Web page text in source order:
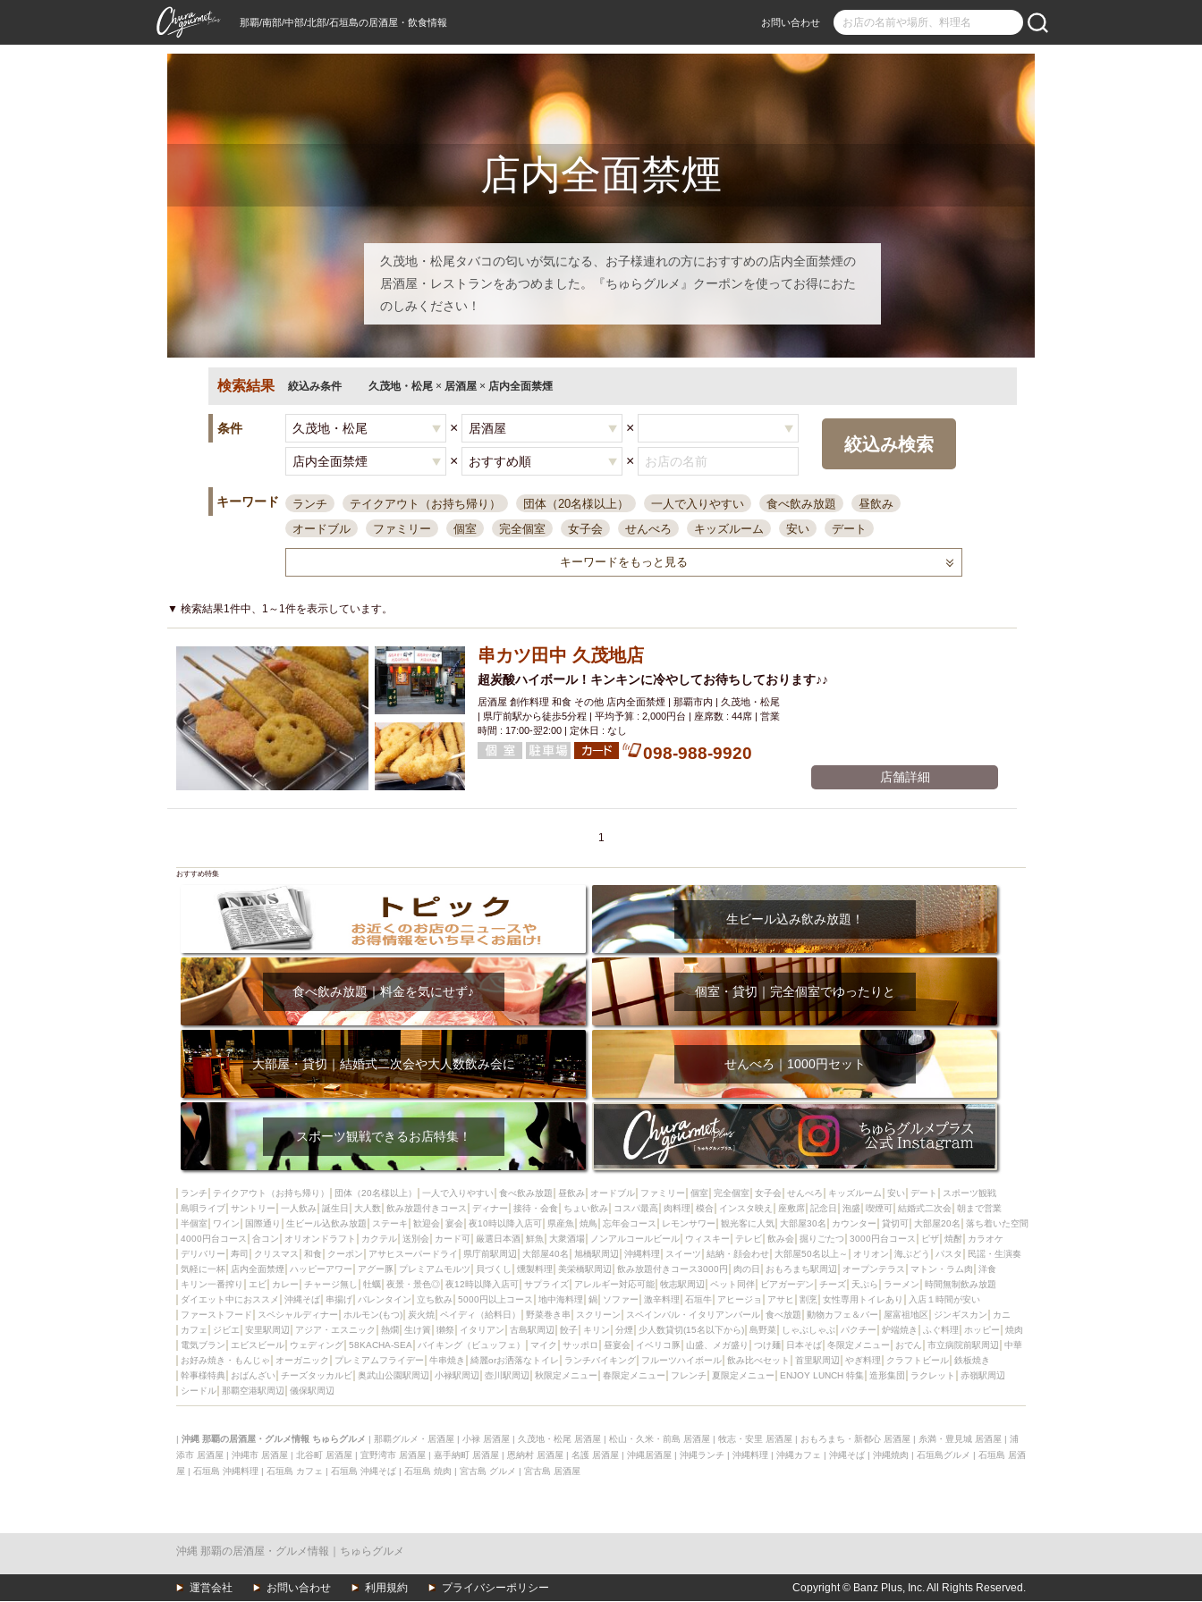
那覇/南部/中部/北部/石垣島の居酒屋・飲食情報 お問い合わせ
店内全面禁煙
久茂地・松尾タバコの匂いが気になる、お子様連れの方におすすめの店内全面禁煙の
居酒屋・レストランをあつめました。『ちゅらグルメ』クーポンを使ってお得におた
のしみください！
検索結果 絞込み条件 久茂地・松尾 × 居酒屋 × 店内全面禁煙
条件 × ×
× ×
絞込み検索
キーワード ランチ テイクアウト（お持ち帰り） 団体（20名様以上） 一人で入りやすい 食べ飲み放題
昼飲み
オードブル
ファミリー 個室 完全個室 女子会 せんべろ キッズルーム 安い
デート
一人飲み 誕生日 大人数
接待・会食
ちょい飲み コスパ最高 肉料理 模合 インスタ映え 座敷席 記念日 泡盛
喫煙可
結婚式二次会
夜10時以降入店可
県産魚 焼鳥 忘年会コース レモンサワー 観光客に人気 大部屋30名
カウンター
貸切可
大部屋20名 落ち着いた空間 4000円台コース 合コン
カード可
厳選日本酒 鮮魚 大衆酒場 ノンアルコールビール ウィスキー テレビ
3000円台コース
ピザ 焼酎 カラオケ デリバリー 寿司 クリスマス 和食
アサヒスーパードライ
県庁前駅周辺 大部屋40名 旭橋駅周辺
大部屋50名以上～
オリオン 海ぶどう パスタ 民謡・生演奏 気軽に一杯
ハッピーアワー
アグー豚
ソファー
激辛料理 石垣牛 アヒージョ アサヒ 割烹 女性専用トイレあり
入店１時間が安い
ファーストフード
スペシャルディナー ホルモン(もつ) 炭火焼 ペイディ（給料日）
野菜巻き串
スクリーン
スペインバル・イタリアンバール 食べ放題 動物カフェ＆バー 屋富祖地区
ジンギスカン
カニ
カフェ ジビエ 安里駅周辺 アジア・エスニック 熱燗 生け簀 獺祭 イタリアン
古島駅周辺
餃子
キリン 分煙 少人数貸切(15名以下から) 島野菜 しゃぶしゃぶ パクチー 炉端焼き
ふぐ料理
ホッピー
焼肉 電気ブラン エビスビール ウェディング 58KACHA-SEA
バイキング（ビュッフェ）
マイク
サッポロ 昼宴会 イベリコ豚 山盛、メガ盛り つけ麺 日本そば 冬限定メニュー
おでん
市立病院前駅周辺
中華 お好み焼き・もんじゃ オーガニック プレミアムフライデー
牛串焼き
綺麗orお洒落なトイレ
ランチバイキング フルーツハイボール 飲み比べセット 首里駅周辺
やぎ料理
クラフトビール
鉄板焼き 幹事様特典 おばんざい チーズタッカルビ 奥武山公園駅周辺
小禄駅周辺
壺川駅周辺
秋限定メニュー 春限定メニュー フレンチ 夏限定メニュー ENJOY LUNCH 特集
造形集団
キーワードをもっと見る
▼ 検索結果1件中、1～1件を表示しています。
串カツ田中 久茂地店
超炭酸ハイボール！キンキンに冷やしてお待ちしております♪♪
居酒屋 創作料理 和食 その他 店内全面禁煙 | 那覇市内 | 久茂地・松尾
| 県庁前駅から徒歩5分程 | 平均予算 : 2,000円台 | 座席数 : 44席 | 営業
時間 : 17:00-翌2:00 | 定休日 : なし
098-988-9920
店舗詳細
1
おすすめ特集
生ビール込み飲み放題！
食べ飲み放題｜料金を気にせず♪ 個室・貸切｜完全個室でゆったりと
大部屋・貸切｜結婚式二次会や大人数飲み会に せんべろ｜1000円セット
スポーツ観戦できるお店特集！
ランチ テイクアウト（お持ち帰り） 団体（20名様以上） 一人で入りやすい 食べ飲み放題 昼飲み オードブル ファミリー 個室 完全個室 女子会 せんべろ キッズルーム 安い デート
スポーツ観戦
島唄ライブ サントリー 一人飲み 誕生日 大人数 飲み放題付きコース ディナー 接待・会食 ちょい飲み コスパ最高 肉料理 模合 インスタ映え 座敷席 記念日 泡盛 喫煙可 結婚式二次会 朝まで営業
半個室
ワイン 国際通り 生ビール込飲み放題 ステーキ 歓迎会 宴会 夜10時以降入店可 県産魚 焼鳥 忘年会コース レモンサワー 観光客に人気 大部屋30名 カウンター 貸切可 大部屋20名
落ち着いた空間
4000円台コース
合コン オリオンドラフト カクテル 送別会 カード可 厳選日本酒 鮮魚 大衆酒場 ノンアルコールビール ウィスキー テレビ 飲み会 掘りごたつ 3000円台コース ピザ 焼酎
カラオケ
デリバリー
寿司 クリスマス 和食 クーポン アサヒスーパードライ 県庁前駅周辺 大部屋40名 旭橋駅周辺 沖縄料理 スイーツ 結納・顔会わせ 大部屋50名以上～ オリオン 海ぶどう パスタ
民謡・生演奏
気軽に一杯
店内全面禁煙 ハッピーアワー アグー豚 プレミアムモルツ 貝づくし 燻製料理 美栄橋駅周辺 飲み放題付きコース3000円 肉の日 おもろまち駅周辺 オープンテラス マトン・ラム肉
洋食
キリン一番搾り
エビ カレー チャージ無し 牡蠣 夜景・景色◎ 夜12時以降入店可 サプライズ アレルギー対応可能 牧志駅周辺 ペット同伴 ビアガーデン チーズ 天ぷら ラーメン
時間無制飲み放題
ダイエット中におススメ
沖縄そば 串揚げ バレンタイン 立ち飲み 5000円以上コース 地中海料理 鍋 ソファー 激辛料理 石垣牛 アヒージョ アサヒ 割烹 女性専用トイレあり
入店１時間が安い
ファーストフード
スペシャルディナー ホルモン(もつ) 炭火焼 ペイディ（給料日） 野菜巻き串 スクリーン スペインバル・イタリアンバール 食べ放題 動物カフェ＆バー 屋富祖地区 ジンギスカン
カニ
カフェ
ジビエ 安里駅周辺 アジア・エスニック 熱燗 生け簀 獺祭 イタリアン 古島駅周辺 餃子 キリン 分煙 少人数貸切(15名以下から) 島野菜 しゃぶしゃぶ パクチー 炉端焼き ふぐ料理 ホッピー
焼肉
電気ブラン
エビスビール ウェディング 58KACHA-SEA バイキング（ビュッフェ） マイク サッポロ 昼宴会 イベリコ豚 山盛、メガ盛り つけ麺 日本そば 冬限定メニュー おでん 市立病院前駅周辺
中華
お好み焼き・もんじゃ
オーガニック プレミアムフライデー 牛串焼き 綺麗orお洒落なトイレ ランチバイキング フルーツハイボール 飲み比べセット 首里駅周辺 やぎ料理 クラフトビール 鉄板焼き
幹事様特典
おばんざい チーズタッカルビ 奥武山公園駅周辺 小禄駅周辺 壺川駅周辺 秋限定メニュー 春限定メニュー フレンチ 夏限定メニュー ENJOY LUNCH 特集 造形集団 ラクレット
赤嶺駅周辺
シードル 那覇空港駅周辺 儀保駅周辺
| 沖縄 那覇の居酒屋・グルメ情報 ちゅらグルメ | 那覇グルメ・居酒屋 | 小禄 居酒屋 | 久茂地・松尾 居酒屋 | 松山・久米・前島 居酒屋 | 牧志・安里 居酒屋 | おもろまち・新都心 居酒屋 | 糸満・豊見城 居酒屋 | 浦
添市 居酒屋 | 沖縄市 居酒屋 | 北谷町 居酒屋 | 宜野湾市 居酒屋 | 嘉手納町 居酒屋 | 恩納村 居酒屋 | 名護 居酒屋 | 沖縄居酒屋 | 沖縄ランチ | 沖縄料理 | 沖縄カフェ | 沖縄そば | 沖縄焼肉 | 石垣島グルメ | 石垣島 居酒
屋 | 石垣島 沖縄料理 | 石垣島 カフェ | 石垣島 沖縄そば | 石垣島 焼肉 | 宮古島 グルメ | 宮古島 居酒屋
沖縄 那覇の居酒屋・グルメ情報｜ちゅらグルメ
運営会社 お問い合わせ 利用規約 プライバシーポリシー Copyright © Banz Plus, Inc. All Rights Reserved.